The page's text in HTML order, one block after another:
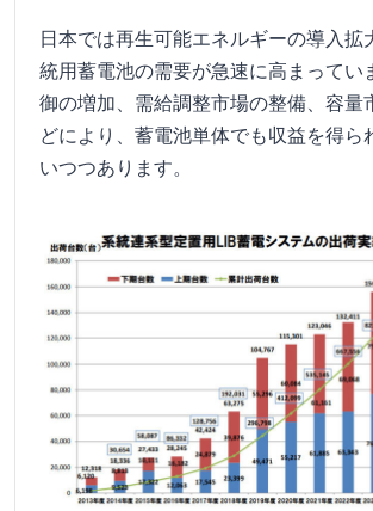
日本では再生可能エネルギーの導入拡
統用蓄電池の需要が急速に高まってい
御の増加、需給調整市場の整備、容量
どにより、蓄電池単体でも収益を得ら
いつつあります。